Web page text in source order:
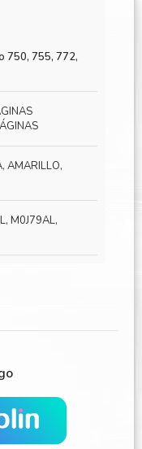
750, 755, 772,
AMARILLO,
M0J79AL,